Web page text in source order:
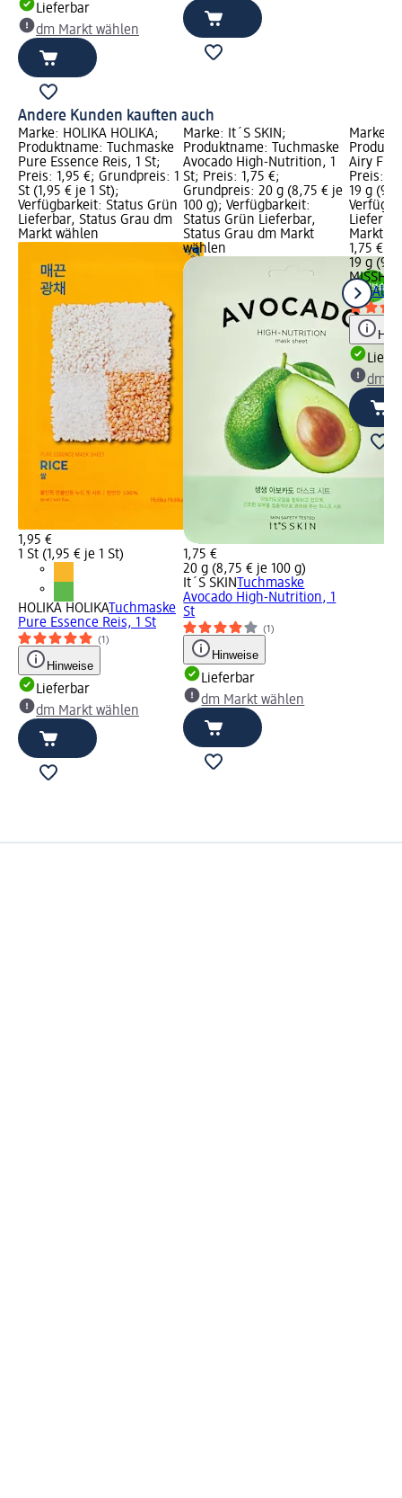
Lieferbar
dm Markt wählen
Andere Kunden kauften auch
Marke: HOLIKA HOLIKA;
Produktname: Tuchmaske
Pure Essence Reis, 1 St;
Preis: 1,95 €; Grundpreis: 1
St (1,95 € je 1 St);
Verfügbarkeit: Status Grün
Lieferbar, Status Grau dm
Markt wählen
1,95 €
1 St (1,95 € je 1 St)
HOLIKA HOLIKATuchmaske
Pure Essence Reis, 1 St
(1)
Hinweise
Lieferbar
dm Markt wählen
Marke: It´S SKIN;
Produktname: Tuchmaske
Avocado High-Nutrition, 1
St; Preis: 1,75 €;
Grundpreis: 20 g (8,75 € je
100 g); Verfügbarkeit:
Status Grün Lieferbar,
Status Grau dm Markt
wählen
1,75 €
20 g (8,75 € je 100 g)
It´S SKIN Tuchmaske
Avocado High-Nutrition, 1
St
(1)
Hinweise
Lieferbar
dm Markt wählen
Marke:
Airy Fit
Preis:
19 g
Markt
1,75 €
19 g
MISSHA
mit Aloe
dm